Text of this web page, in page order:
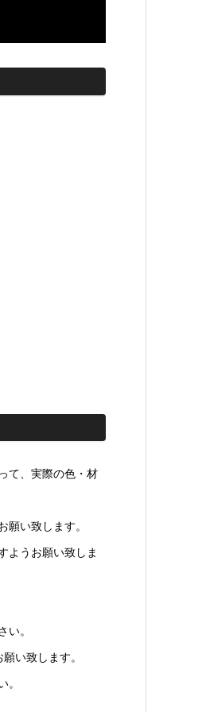
て、実際の色・材
い致します。
ようお願い致しま
い。
い致します。
。